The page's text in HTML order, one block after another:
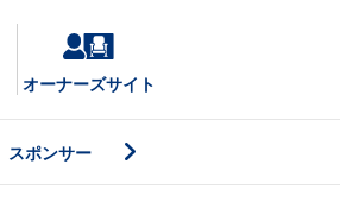
オーナーズサイト
スポンサー